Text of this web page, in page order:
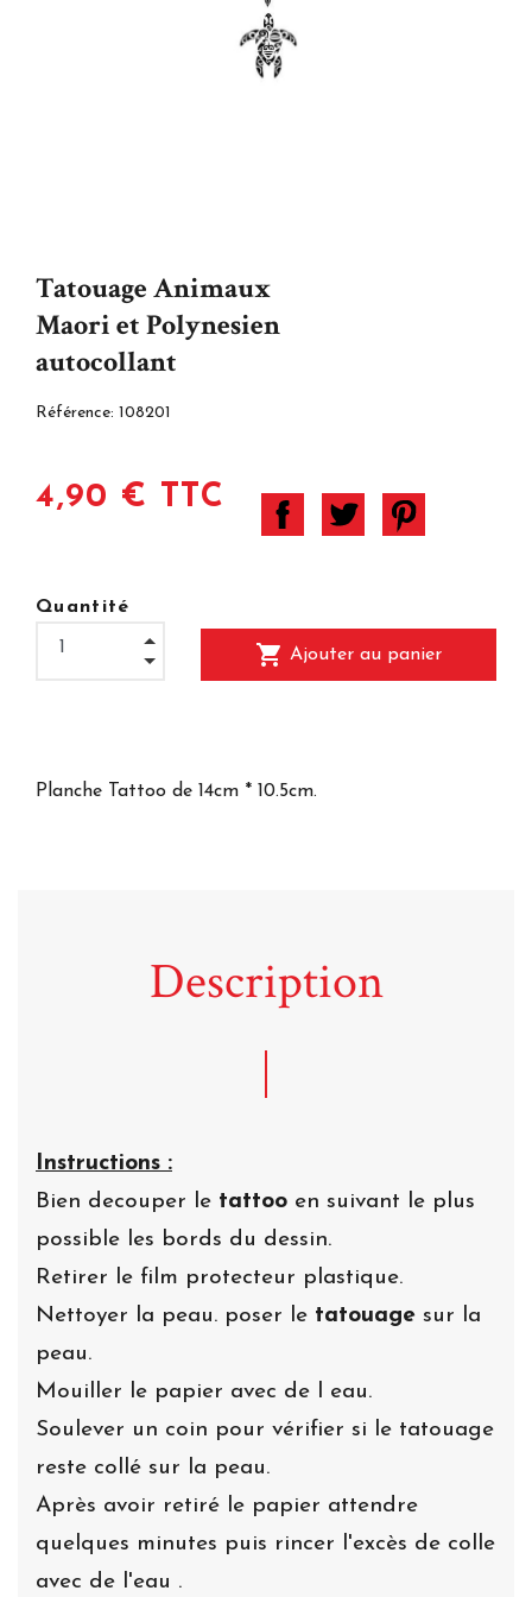
Tatouage Animaux
Maori et Polynesien
autocollant
Référence: 108201
4,90 € TTC
Quantité
shopping_cart Ajouter au panier
Planche Tattoo de 14cm * 10.5cm.
Description
Instructions :
Bien decouper le tattoo en suivant le plus
possible les bords du dessin.
Retirer le film protecteur plastique.
Nettoyer la peau. poser le tatouage sur la
peau.
Mouiller le papier avec de l eau.
Soulever un coin pour vérifier si le tatouage
reste collé sur la peau.
Après avoir retiré le papier attendre
quelques minutes puis rincer l'excès de colle
avec de l'eau .